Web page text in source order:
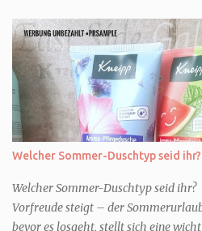
Welcher Sommer-Duschtyp seid ihr?
Welcher Sommer-Duschtyp seid
Vorfreude steigt – der
bevor es losgeht, stellt sich eine